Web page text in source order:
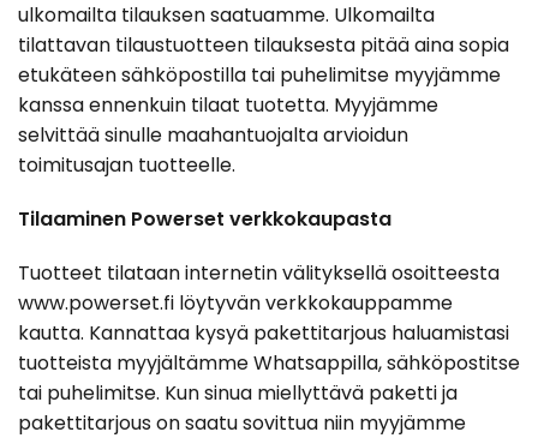
ulkomailta tilauksen saatuamme. Ulkomailta
tilattavan tilaustuotteen tilauksesta pitää aina sopia
etukäteen sähköpostilla tai puhelimitse myyjämme
kanssa ennenkuin tilaat tuotetta. Myyjämme
selvittää sinulle maahantuojalta arvioidun
toimitusajan tuotteelle.
Tilaaminen Powerset verkkokaupasta
Tuotteet tilataan internetin välityksellä osoitteesta
www.powerset.fi löytyvän verkkokauppamme
kautta. Kannattaa kysyä pakettitarjous haluamistasi
tuotteista myyjältämme Whatsappilla, sähköpostitse
tai puhelimitse. Kun sinua miellyttävä paketti ja
pakettitarjous on saatu sovittua niin myyjämme